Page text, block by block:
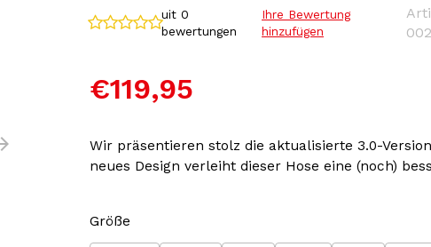
uit 0
bewertungen
Ihre Bewertung
hinzufügen
002
€119,95
Wir präsentieren stolz die aktualisierte 3.0-
neues Design verleiht dieser Hose eine (noch)
Größe